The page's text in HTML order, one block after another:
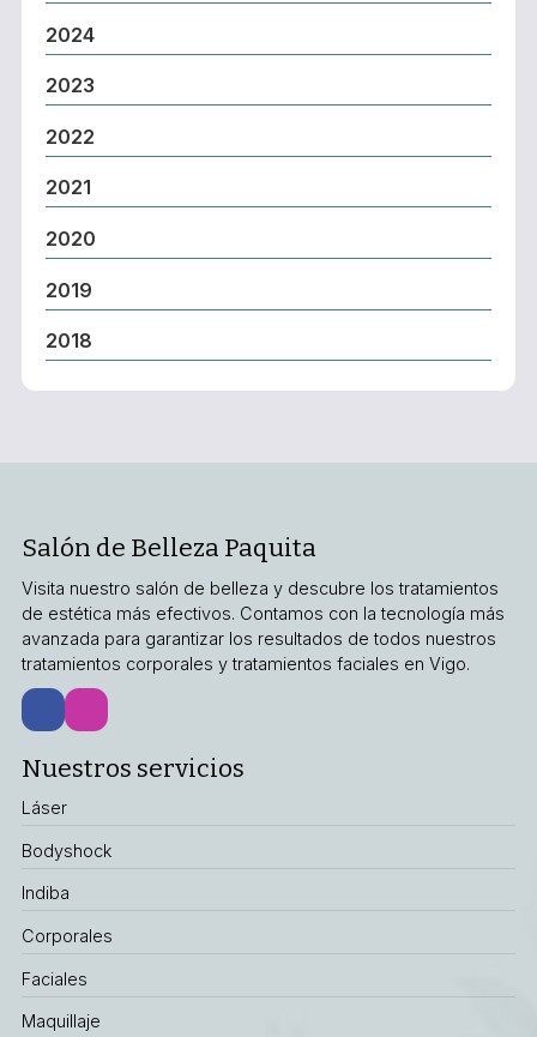
2024
2023
2022
2021
2020
2019
2018
Salón de Belleza Paquita
Visita nuestro salón de belleza y descubre los tratamientos
de estética más efectivos. Contamos con la tecnología más
avanzada para garantizar los resultados de todos nuestros
tratamientos corporales y tratamientos faciales en Vigo.
Nuestros servicios
Láser
Bodyshock
Indiba
Corporales
Faciales
Maquillaje